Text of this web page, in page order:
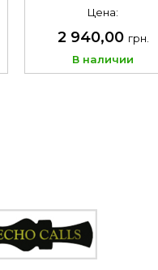
канадский чёрный
орех
Цена:
2 940,00 грн.
В наличии